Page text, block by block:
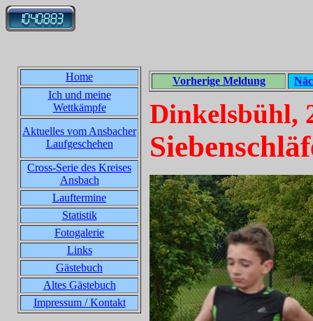
Home
Ich und meine
Wettkämpfe
Aktuelles vom Ansbacher
Laufgeschehen
Cross-Serie des Kreises
Ansbach
Lauftermine
Statistik
Fotogalerie
Links
Gästebuch
Altes Gästebuch
Impressum / Kontakt
Vorherige Meldung
Dinkelsbühl,